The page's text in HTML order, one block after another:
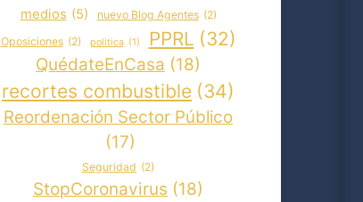
medios (5) nuevo Blog Agentes (2)
Oposiciones (2) politica (1) PPRL (32)
QuédateEnCasa (18)
recortes combustible (34)
Reordenación Sector Público
(17)
Seguridad (2)
StopCoronavirus (18)